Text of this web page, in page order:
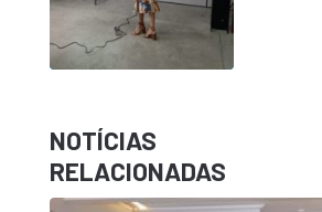
NOTÍCIAS
RELACIONADAS